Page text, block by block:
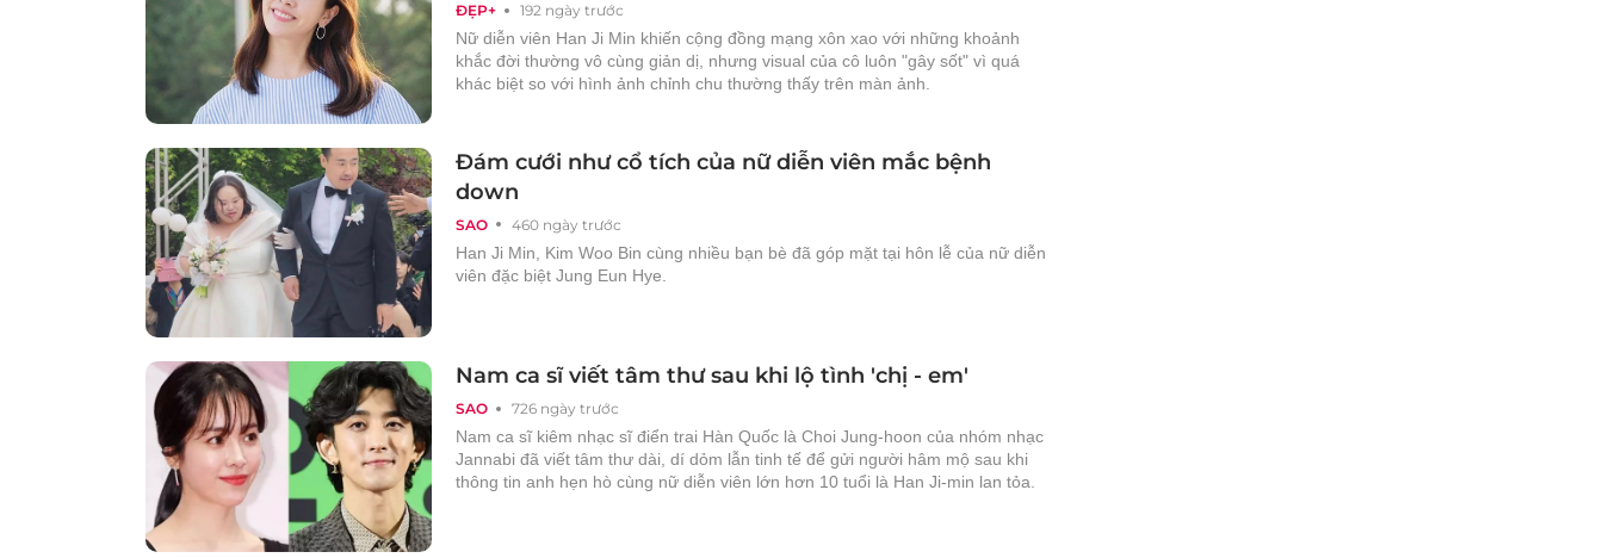
ĐẸP+ 192 ngày trước
Nữ diễn viên Han Ji Min khiến cộng đồng mạng xôn xao với những khoảnh
khắc đời thường vô cùng giản dị, nhưng visual của cô luôn "gây sốt" vì quá
khác biệt so với hình ảnh chỉnh chu thường thấy trên màn ảnh.
SAO 460 ngày trước
Đám cưới như cổ tích của nữ diễn viên mắc bệnh
down
Han Ji Min, Kim Woo Bin cùng nhiều bạn bè đã góp mặt tại hôn lễ của nữ diễn
viên đặc biệt Jung Eun Hye.
SAO 726 ngày trước
Nam ca sĩ viết tâm thư sau khi lộ tình 'chị - em'
Nam ca sĩ kiêm nhạc sĩ điển trai Hàn Quốc là Choi Jung-hoon của nhóm nhạc
Jannabi đã viết tâm thư dài, dí dỏm lẫn tinh tế để gửi người hâm mộ sau khi
thông tin anh hẹn hò cùng nữ diễn viên lớn hơn 10 tuổi là Han Ji-min lan tỏa.